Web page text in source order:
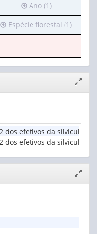
Irá
para
o
cabeçalho
1
valor):
Ano
Ano (1)
Irá
para
(possui
apenas
valor):
florestal
(1)
Espécie florestal (1)
janela
dos efetivos da silvicultura
dos efetivos da
janela